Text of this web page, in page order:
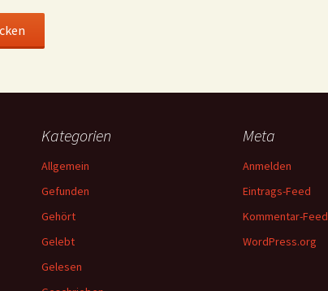
Kategorien
Allgemein
Gefunden
Gehört
Gelebt
Gelesen
Meta
Anmelden
Eintrags-Feed
Kommentar-Feed
WordPress.org